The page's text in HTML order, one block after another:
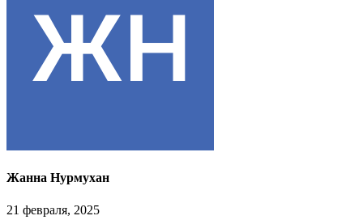
Жанна Нурмухан
21 февраля, 2025